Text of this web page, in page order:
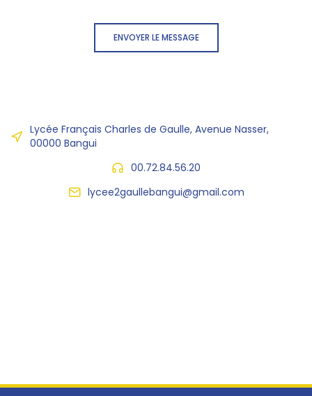
ENVOYER LE MESSAGE
Lycée Français Charles de Gaulle, Avenue Nasser,
00000 Bangui
00.72.84.56.20
lycee2gaullebangui@gmail.com